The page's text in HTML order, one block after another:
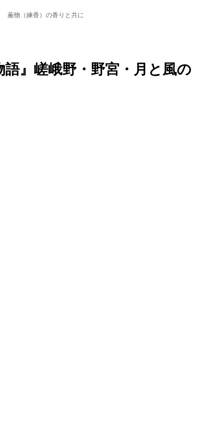
薫物（練香）の香りと共に
』嵯峨野・野宮・月と風の